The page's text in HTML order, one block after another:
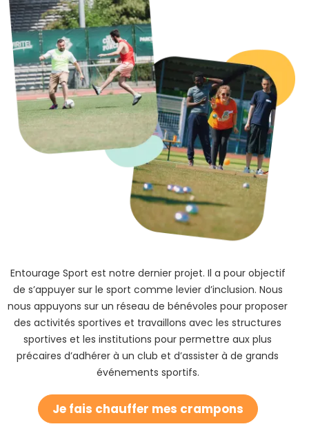
Entourage Sport est notre dernier projet. Il a pour objectif
de s’appuyer sur le sport comme levier d’inclusion. Nous
nous appuyons sur un réseau de bénévoles pour proposer
des activités sportives et travaillons avec les structures
sportives et les institutions pour permettre aux plus
précaires d’adhérer à un club et d’assister à de grands
événements sportifs.
Je fais chauffer mes crampons